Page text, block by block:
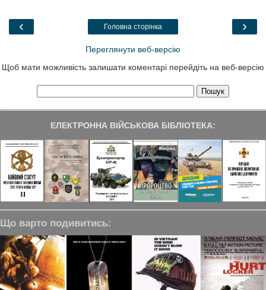
o
a
‹ ›
Головна сторінка
Переглянути веб-версію
Щоб мати можливість залишати коментарі перейдіть на веб-версію
ЕЛЕКТРОННА ВІЙСЬКОВА БІБЛІОТЕКА:
Що варто подивитись: